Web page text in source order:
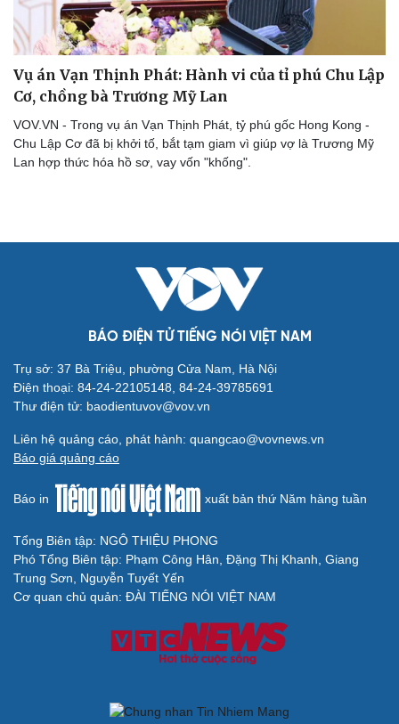
Vụ án Vạn Thịnh Phát: Hành vi của tỉ phú Chu Lập
Cơ, chồng bà Trương Mỹ Lan
VOV.VN - Trong vụ án Vạn Thịnh Phát, tỷ phú gốc Hong Kong -
Chu Lập Cơ đã bị khởi tố, bắt tạm giam vì giúp vợ là Trương Mỹ
Lan hợp thức hóa hồ sơ, vay vốn "khống".
BÁO ĐIỆN TỬ TIẾNG NÓI VIỆT NAM
Trụ sở: 37 Bà Triệu, phường Cửa Nam, Hà Nội
Điện thoại: 84-24-22105148, 84-24-39785691
Thư điện tử: baodientuvov@vov.vn
Liên hệ quảng cáo, phát hành: quangcao@vovnews.vn
Báo giá quảng cáo
Báo in xuất bản thứ Năm hàng tuần
Tổng Biên tập: NGÔ THIỆU PHONG
Phó Tổng Biên tập: Phạm Công Hân, Đặng Thị Khanh, Giang
Trung Sơn, Nguyễn Tuyết Yến
Cơ quan chủ quản: ĐÀI TIẾNG NÓI VIỆT NAM